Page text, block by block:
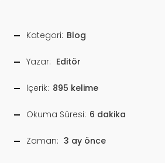
Kategori: Blog
Yazar: Editör
İçerik: 895 kelime
Okuma Süresi: 6 dakika
Zaman: 3 ay önce